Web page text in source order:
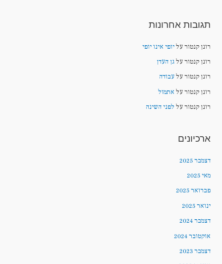
תגובות אחרונות
רונן קנטורעליופי אינו יופי
רונן קנטורעלגן העדן
רונן קנטורעלעבודה
רונן קנטורעל אתמול
רונן קנטורעל לפני השינה
ארכיונים
דצמבר 2025
מאי 2025
פברואר 2025
ינואר 2025
דצמבר 2024
אוקטובר 2024
דצמבר 2023